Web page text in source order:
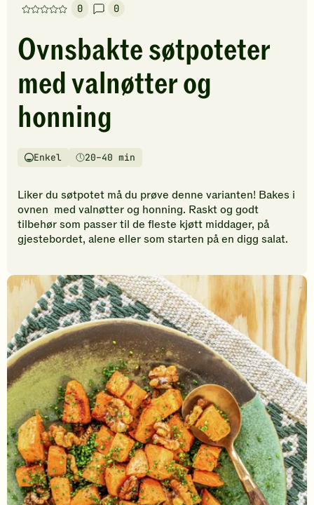
0
Denne
har
foreløpig
ingen
vurderinger.
Bli
den
til
denne
oppskriften.
0
Ovnsbakte søtpoteter
med valnøtter og
honning
Vanskelighetsgrad
Enkel
Tilberedningstid20–40 min
Liker du søtpotet må du prøve denne varianten! Bakes i
ovnen med valnøtter og honning. Raskt og godt
tilbehør som passer til de fleste kjøtt middager, på
gjestebordet, alene eller som starten på en digg salat.